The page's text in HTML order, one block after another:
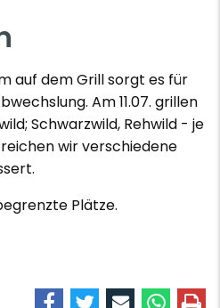
auf dem Grill sorgt es für
Am 11.07. grillen
Schwarzwild, Rehwild - je
wir verschiedene
Plätze.